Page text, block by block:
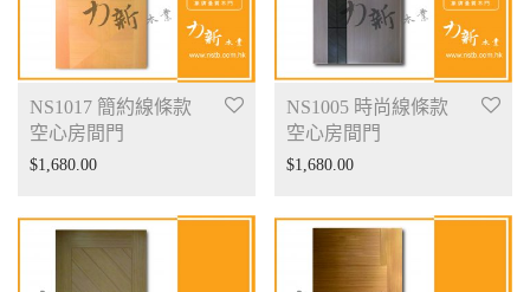
NS1017 簡約線條款
空心房間門
$1,680.00
NS1005 時尚線條款
空心房間門
$1,680.00